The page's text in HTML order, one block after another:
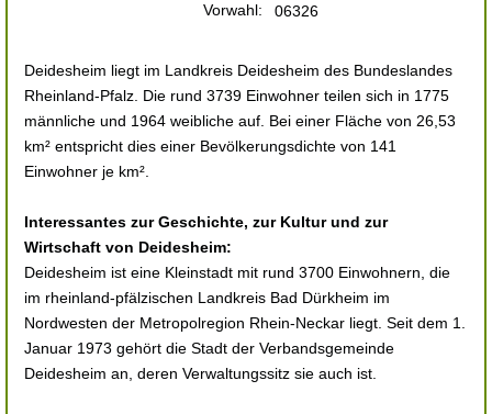
Vorwahl:
06326
Deidesheim liegt im Landkreis Deidesheim des Bundeslandes
Rheinland-Pfalz. Die rund 3739 Einwohner teilen sich in 1775
männliche und 1964 weibliche auf. Bei einer Fläche von 26,53
km² entspricht dies einer Bevölkerungsdichte von 141
Einwohner je km².
Interessantes zur Geschichte, zur Kultur und zur
Wirtschaft von Deidesheim:
Deidesheim ist eine Kleinstadt mit rund 3700 Einwohnern, die
im rheinland-pfälzischen Landkreis Bad Dürkheim im
Nordwesten der Metropolregion Rhein-Neckar liegt. Seit dem 1.
Januar 1973 gehört die Stadt der Verbandsgemeinde
Deidesheim an, deren Verwaltungssitz sie auch ist.